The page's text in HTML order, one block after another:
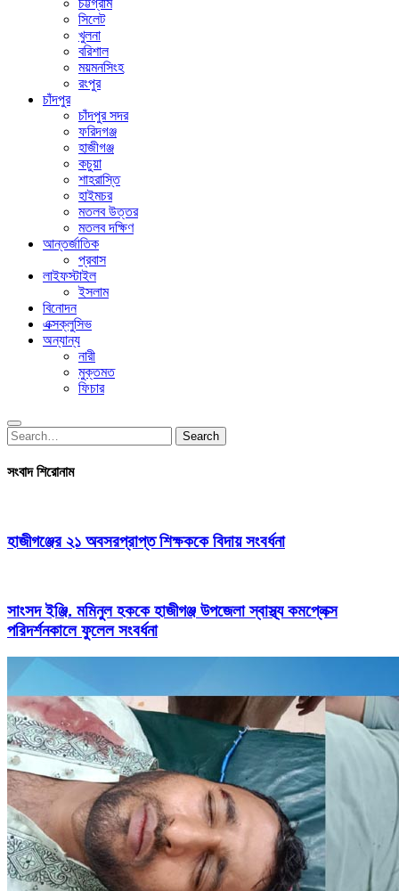
চট্টগ্রাম
সিলেট
খুলনা
বরিশাল
ময়মনসিংহ
রংপুর
চাঁদপুর
চাঁদপুর সদর
ফরিদগঞ্জ
হাজীগঞ্জ
কচুয়া
শাহরাস্তি
হাইমচর
মতলব উত্তর
মতলব দক্ষিণ
আন্তর্জাতিক
প্রবাস
লাইফস্টাইল
ইসলাম
বিনোদন
এক্সক্লুসিভ
অন্যান্য
নারী
মুক্তমত
ফিচার
Search
for:
Search
সংবাদ শিরোনাম
হাজীগঞ্জের ২১ অবসরপ্রাপ্ত শিক্ষককে বিদায় সংবর্ধনা
সাংসদ ইঞ্জি. মমিনুল হককে হাজীগঞ্জ উপজেলা স্বাস্থ্য কমপ্লেক্স
পরিদর্শনকালে ফুলেল সংবর্ধনা